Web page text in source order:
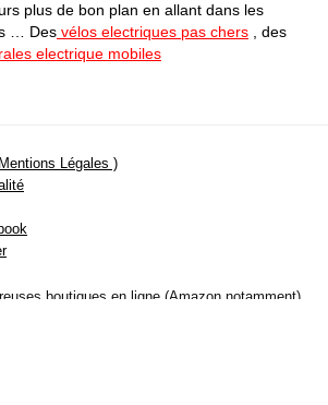
plus de bon plan en allant dans les
… Des vélos electriques pas chers , des
electrique mobiles
Légales )
boutiques en ligne (Amazon notamment) ,